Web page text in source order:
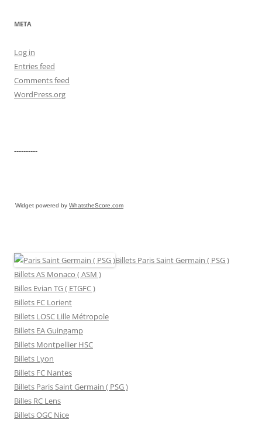
META
Log in
Entries feed
Comments feed
WordPress.org
----------
Widget powered by WhatstheScore.com
Billets Paris Saint Germain ( PSG )
Billets AS Monaco ( ASM )
Billes Evian TG ( ETGFC )
Billets FC Lorient
Billets LOSC Lille Métropole
Billets EA Guingamp
Billets Montpellier HSC
Billets Lyon
Billets FC Nantes
Billets Paris Saint Germain ( PSG )
Billes RC Lens
Billets OGC Nice